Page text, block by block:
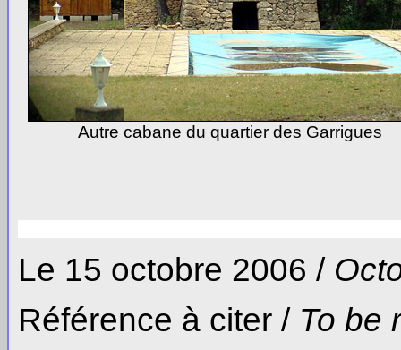
Autre cabane du quartier des Garrigues
Le 15 octobre 2006 /
Référence à citer / To be